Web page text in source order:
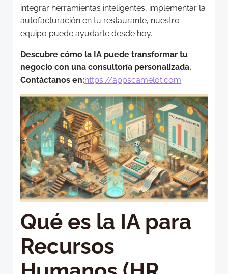
integrar herramientas inteligentes, implementar la
autofacturación en tu restaurante, nuestro
equipo puede ayudarte desde hoy.
Descubre cómo la IA puede transformar tu
negocio con una consultoría personalizada.
Contáctanos en:https://appscamelot.com
Qué es la IA para
Recursos